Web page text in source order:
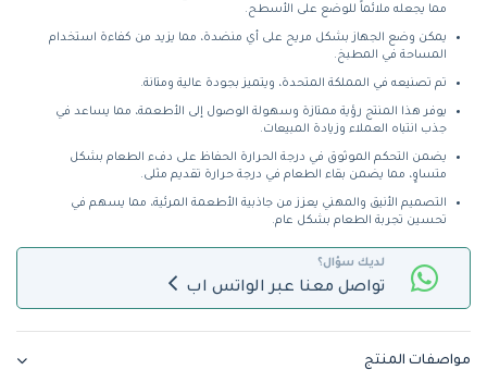
مما يجعله ملائماً للوضع على الأسطح.
يمكن وضع الجهاز بشكل مريح على أي منضدة، مما يزيد من كفاءة استخدام
المساحة في المطبخ.
تم تصنيعه في المملكة المتحدة، ويتميز بجودة عالية ومتانة.
يوفر هذا المنتج رؤية ممتازة وسهولة الوصول إلى الأطعمة، مما يساعد في
جذب انتباه العملاء وزيادة المبيعات.
يضمن التحكم الموثوق في درجة الحرارة الحفاظ على دفء الطعام بشكل
متساوٍ، مما يضمن بقاء الطعام في درجة حرارة تقديم مثلى.
التصميم الأنيق والمهني يعزز من جاذبية الأطعمة المرئية، مما يسهم في
تحسين تجربة الطعام بشكل عام.
لديك سؤال؟
تواصل معنا عبر الواتس اب
مواصفات المنتج